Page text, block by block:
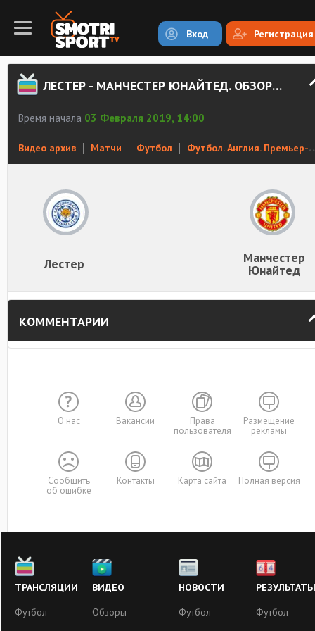
Вход Регистрация
ЛЕСТЕР - МАНЧЕСТЕР ЮНАЙТЕД. ОБЗОР МАТЧА
Время начала 03 Февраля 2019, 14:00
Видео архив Матчи Футбол Футбол. Англия. Премьер-Лига
Лестер Манчестер
Юнайтед
КОММЕНТАРИИ
О нас Вакансии
Права
пользователя
Размещение
рекламы
Сообщить
об ошибке
Контакты Карта сайта Полная версия
ТРАНСЛЯЦИИ
Футбол
ВИДЕО
Обзоры
НОВОСТИ
Футбол
РЕЗУЛЬТАТЫ
Футбол